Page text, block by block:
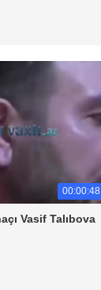
00:00:48
Vasif Talıbova